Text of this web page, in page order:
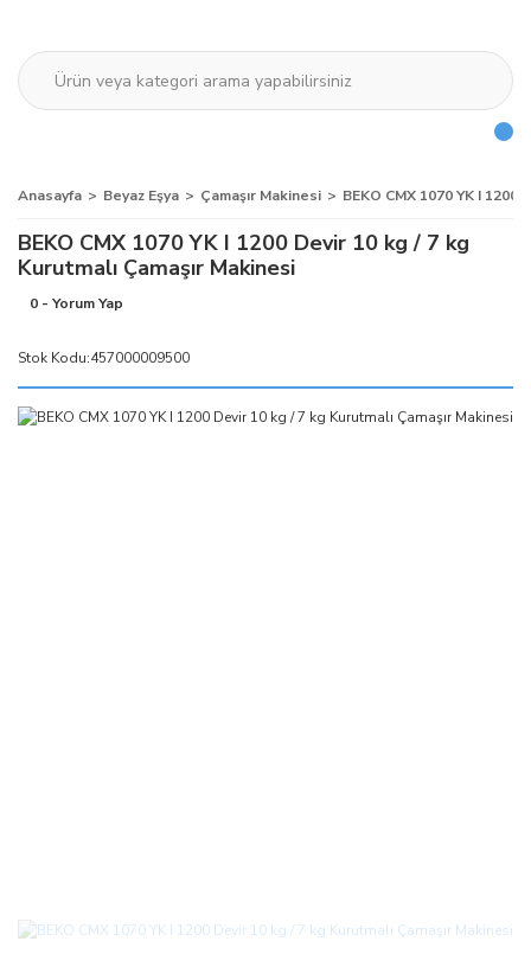
Anasayfa Beyaz Eşya Çamaşır Makinesi BEKO CMX 1070 YK I
BEKO CMX 1070 YK I 1200 Devir 10 kg / 7 kg
Kurutmalı Çamaşır Makinesi
0 - Yorum Yap
Stok Kodu:457000009500